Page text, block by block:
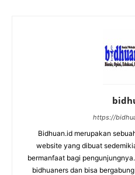
https://
Bidhuan.id merupakan
website yang dibuat
bermanfaat bagi
bidhuaners dan bisa